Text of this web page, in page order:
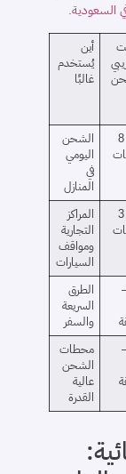
السعودية.
أين
يُستخدم
غالبًا
4 – 8
الشحن
اليومي
في
المنازل
1 – 3
المراكز
التجارية
ومواقف
السيارات
الطرق
السريعة
والسفر
محطات
الشحن
عالية
القدرة